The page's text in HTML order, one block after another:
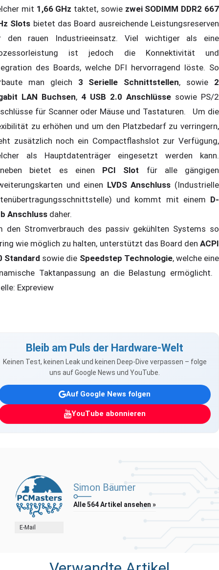
mit 1,66 GHz taktet, sowiezwei SODIMM DDR2 667
Slots bietet das Board ausreichende Leistungsreserven
den rauen Industrieeinsatz. Viel wichtiger als eine
ist jedoch die Konnektivität und
des Boards, welche DFI hervorragend löste. So
man gleich 3 Serielle Schnittstellen, sowie 2
LAN Buchsen, 4 USB 2.0 Anschlüsse sowie PS/2
für Scanner oder Mäuse und Tastaturen. Um die
zu erhöhen und um den Platzbedarf zu verringern,
zusätzlich noch ein Compactflashslot zur Verfügung,
als Hauptdatenträger eingesetzt werden kann.
bietet es einen PCI Slot für alle gängigen
und einen LVDS Anschluss (Industrielle
und kommt mit einem D-
Anschluss daher.
den Stromverbrauch des passiv gekühlten Systems so
wie möglich zu halten, unterstützt das Board den ACPI
Standard sowie die Speedstep Technologie, welche eine
Taktanpassung an die Belastung ermöglicht.
Expreview
Bleib am Puls der Hardware-Welt
Keinen Test, keinen Leak und keinen Deep-Dive verpassen – folge
uns auf Google News und YouTube.
Auf Google News folgen
YouTube abonnieren
E-Mail
Simon Bäumer
Alle 564 Artikel ansehen »